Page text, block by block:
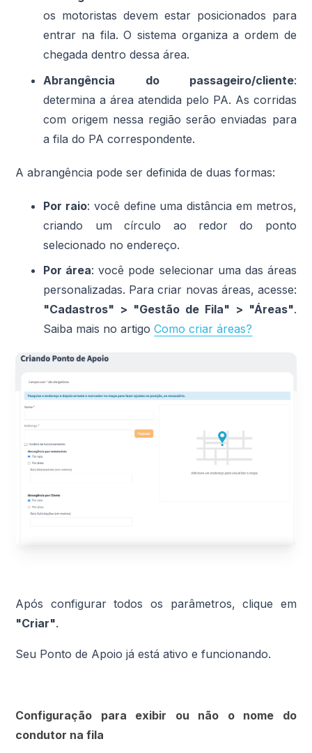
os motoristas devem estar posicionados para
entrar na fila. O sistema organiza a ordem de
chegada dentro dessa área.
Abrangência do passageiro/cliente:
determina a área atendida pelo PA. As corridas
com origem nessa região serão enviadas para
a fila do PA correspondente.
A abrangência pode ser definida de duas formas:
Por raio: você define uma distância em metros,
criando um círculo ao redor do ponto
selecionado no endereço.
Por área: você pode selecionar uma das áreas
personalizadas. Para criar novas áreas, acesse:
"Cadastros" > "Gestão de Fila" > "Áreas".
Saiba mais no artigoComo criar áreas?
Após configurar todos os parâmetros, clique em
"Criar".
Seu Ponto de Apoio já está ativo e funcionando.
Configuração para exibir ou não o nome do
condutor na fila